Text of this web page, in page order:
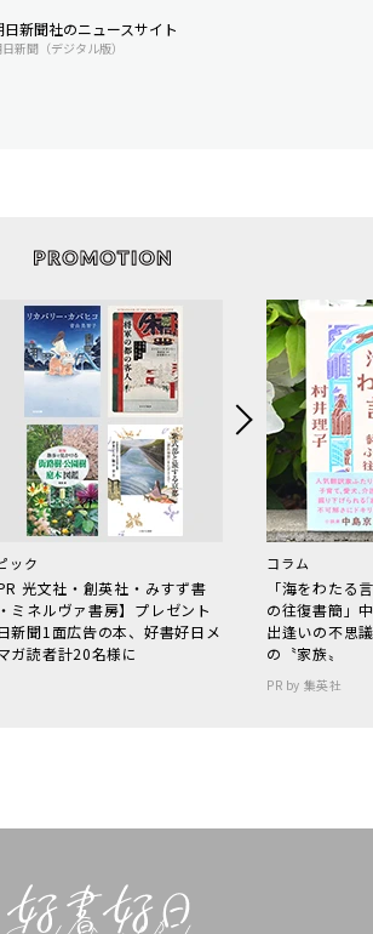
日新聞社のニュースサイト
新聞（デジタル版）
ック
PR 光文社・創英社・みすず書
ミネルヴァ書房】プレゼント
新聞1面広告の本、好書好日メ
ガ読者計20名様に
コラム
「海をわた
の往復書簡」
出逢いの不思
の〝家族〟
PR by 集英社